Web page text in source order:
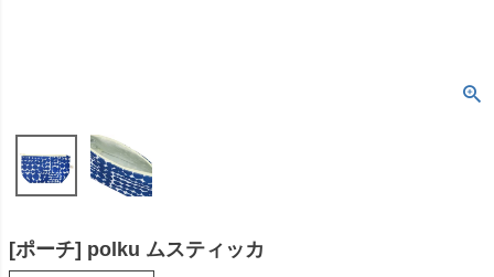
[ポーチ] polku ムスティッカ